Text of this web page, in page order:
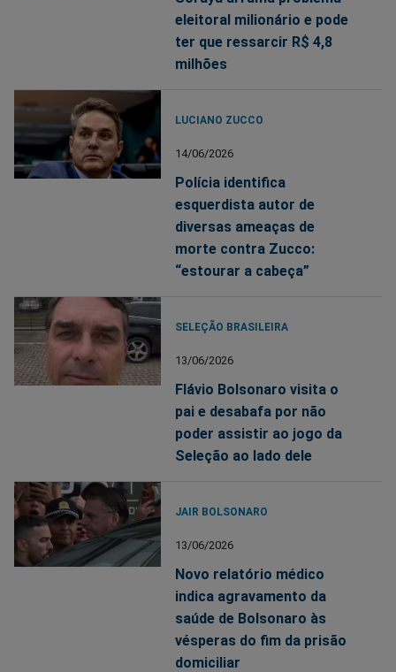
eleitoral milionário e pode
ter que ressarcir R$ 4,8
milhões
LUCIANO ZUCCO
14/06/2026
Polícia identifica
esquerdista autor de
diversas ameaças de
morte contra Zucco:
“estourar a cabeça”
SELEÇÃO BRASILEIRA
13/06/2026
Flávio Bolsonaro visita o
pai e desabafa por não
poder assistir ao jogo da
Seleção ao lado dele
JAIR BOLSONARO
13/06/2026
Novo relatório médico
indica agravamento da
saúde de Bolsonaro às
vésperas do fim da prisão
domiciliar